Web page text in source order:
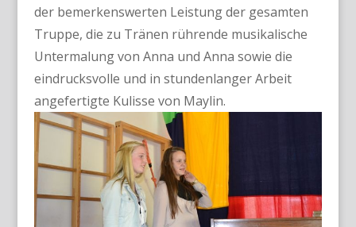
der bemerkenswerten Leistung der gesamten
Truppe, die zu Tränen rührende musikalische
Untermalung von Anna und Anna sowie die
eindrucksvolle und in stundenlanger Arbeit
angefertigte Kulisse von Maylin.